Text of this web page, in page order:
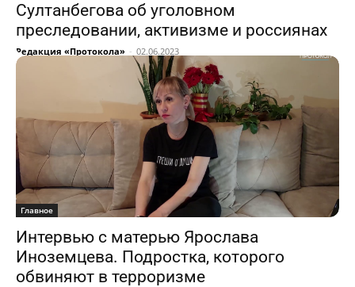
Султанбегова об уголовном
преследовании, активизме и россиянах
Редакция «Протокола» - 02.06.2023
Главное
Интервью с матерью Ярослава
Иноземцева. Подростка, которого
обвиняют в терроризме